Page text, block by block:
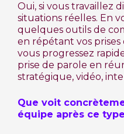
Oui, si vous travaillez
situations réelles. En
quelques outils de
en répétant vos
vous progressez
prise de parole en
stratégique, vidéo,
Que voit
équipe après ce